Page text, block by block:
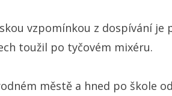
vzpomínkou z dospívání je
toužil po tyčovém mixéru.
městě a hned po škole